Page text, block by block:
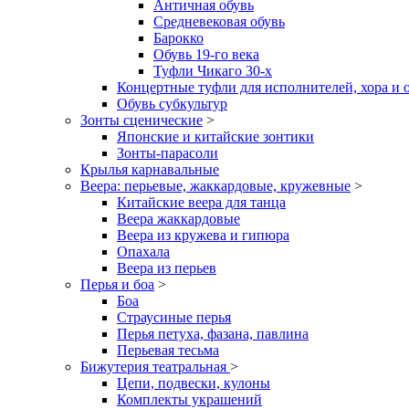
Античная обувь
Средневековая обувь
Барокко
Обувь 19-го века
Туфли Чикаго 30-х
Концертные туфли для исполнителей, хора и
Обувь субкультур
Зонты сценические >
Японские и китайские зонтики
Зонты-парасоли
Крылья карнавальные
Веера: перьевые, жаккардовые, кружевные >
Китайские веера для танца
Веера жаккардовые
Веера из кружева и гипюра
Опахала
Веера из перьев
Перья и боа >
Боа
Страусиные перья
Перья петуха, фазана, павлина
Перьевая тесьма
Бижутерия театральная >
Цепи, подвески, кулоны
Комплекты украшений